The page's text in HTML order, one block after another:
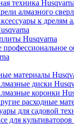
техника
алмазного
к дрелям
Husqvarna
профессиональное
материалы
диски
коронки
расходные
для садовой
для